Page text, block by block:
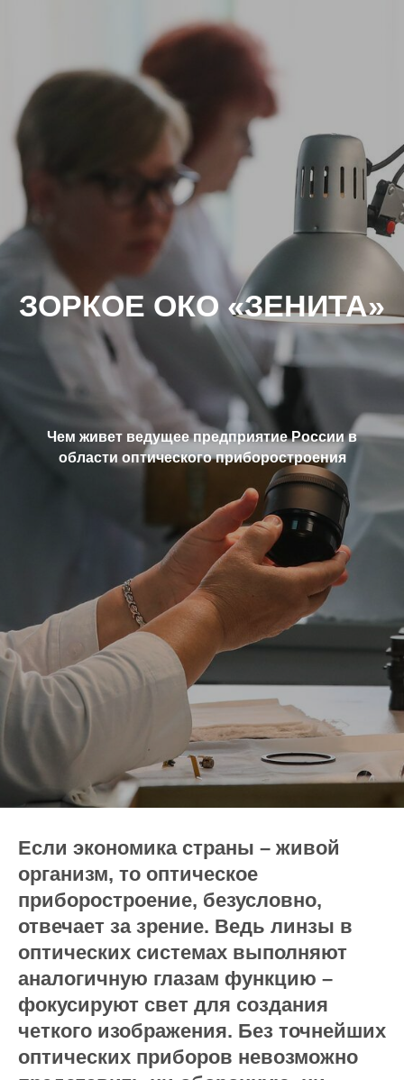
ЗОРКОЕ ОКО «ЗЕНИТА»
Чем живет ведущее предприятие России в
области оптического приборостроения
Если экономика страны – живой
организм, то оптическое
приборостроение, безусловно,
отвечает за зрение. Ведь линзы в
оптических системах выполняют
аналогичную глазам функцию –
фокусируют свет для создания
четкого изображения. Без точнейших
оптических приборов невозможно